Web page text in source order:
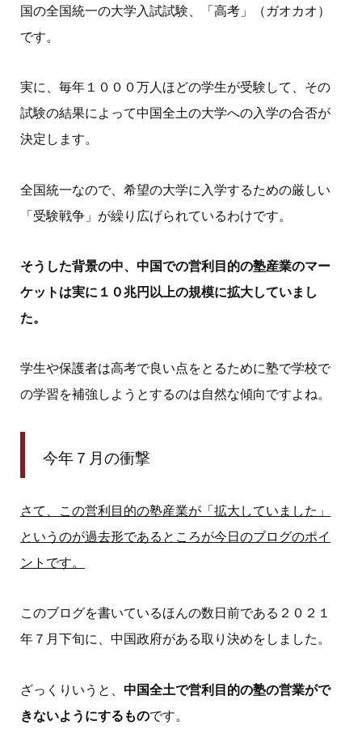
国の全国統一の大学入試試験、「高考」（ガオカオ）
です。
実に、毎年１０００万人ほどの学生が受験して、その
試験の結果によって中国全土の大学への入学の合否が
決定します。
全国統一なので、希望の大学に入学するための厳しい
「受験戦争」が繰り広げられているわけです。
そうした背景の中、中国での営利目的の塾産業のマー
ケットは実に１０兆円以上の規模に拡大していまし
た。
学生や保護者は高考で良い点をとるために塾で学校で
の学習を補強しようとするのは自然な傾向ですよね。
今年７月の衝撃
さて、この営利目的の塾産業が「拡大していました」
というのが過去形であるところが今日のブログのポイ
ントです。
このブログを書いているほんの数日前である２０２１
年７月下旬に、中国政府がある取り決めをしました。
ざっくりいうと、 中国全土で営利目的の塾の営業がで
きないようにするものです。